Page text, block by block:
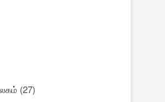
(27)